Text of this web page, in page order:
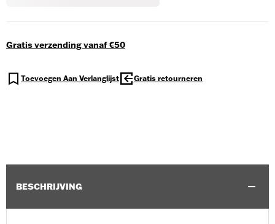
Gratis verzending vanaf €50
Toevoegen Aan Verlanglijst Gratis retourneren
BESCHRIJVING